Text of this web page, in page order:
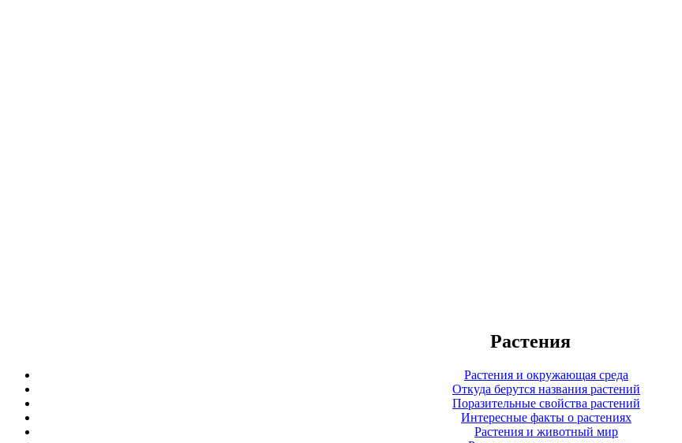
Растения
Растения и окружающая среда
Откуда берутся названия растений
Поразительные свойства растений
Интересные факты о растениях
Растения и животный мир